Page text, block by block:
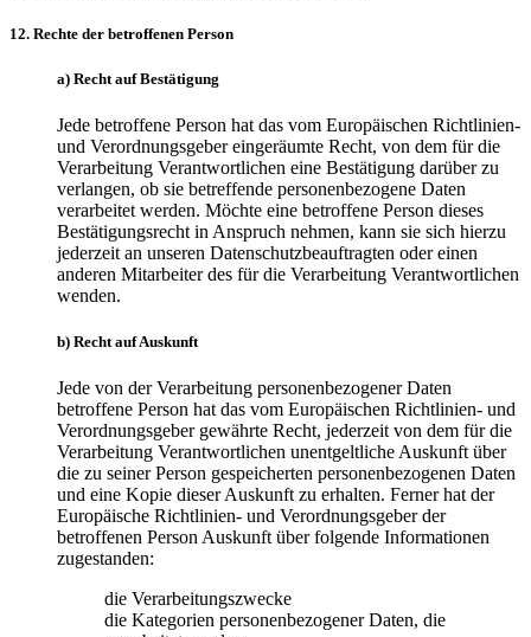
12. Rechte der betroffenen Person
a) Recht auf Bestätigung
Jede betroffene Person hat das vom Europäischen Richtlinien-
und Verordnungsgeber eingeräumte Recht, von dem für die
Verarbeitung Verantwortlichen eine Bestätigung darüber zu
verlangen, ob sie betreffende personenbezogene Daten
verarbeitet werden. Möchte eine betroffene Person dieses
Bestätigungsrecht in Anspruch nehmen, kann sie sich hierzu
jederzeit an unseren Datenschutzbeauftragten oder einen
anderen Mitarbeiter des für die Verarbeitung Verantwortlichen
wenden.
b) Recht auf Auskunft
Jede von der Verarbeitung personenbezogener Daten
betroffene Person hat das vom Europäischen Richtlinien- und
Verordnungsgeber gewährte Recht, jederzeit von dem für die
Verarbeitung Verantwortlichen unentgeltliche Auskunft über
die zu seiner Person gespeicherten personenbezogenen Daten
und eine Kopie dieser Auskunft zu erhalten. Ferner hat der
Europäische Richtlinien- und Verordnungsgeber der
betroffenen Person Auskunft über folgende Informationen
zugestanden:
die Verarbeitungszwecke
die Kategorien personenbezogener Daten, die